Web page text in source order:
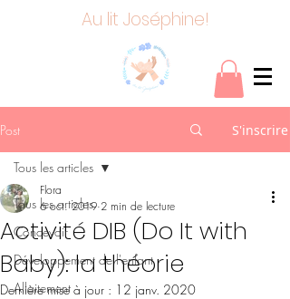
Au lit Joséphine!
Post S'inscrire
Tous les articles
Concevoir
Développement de l'enfant
Allaitement
Tous les articles
Activité DIB (Do It with
Baby): la théorie
Flora
6 oct. 2019 2 min de lecture
Dernière mise à jour : 12 janv. 2020